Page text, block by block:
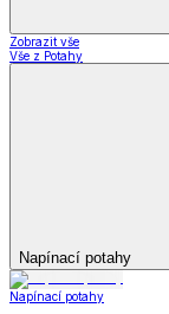
Zobrazit vše
Vše z Potahy
Napínací potahy
Napínací potahy